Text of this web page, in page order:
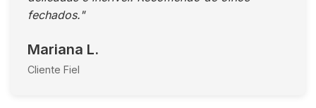
fechados."
Mariana L.
Cliente Fiel